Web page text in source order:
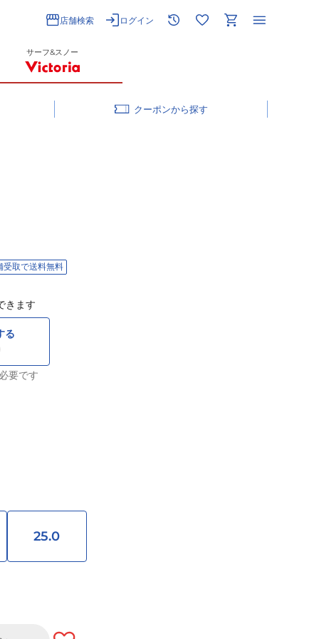
店舗検索 ログイン
サーフ&スノー
クーポン
受取で送料無料
きます
る
要です
25.0